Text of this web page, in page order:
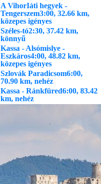
A VihorIáti hegyek -
Tengerszem3:00, 32.66 km,
közepes igényes
Széles-tó2:30, 37.42 km,
könnyű
Kassa - Alsómislye -
Eszkáros4:00, 48.82 km,
közepes igényes
Szlovák Paradicsom6:00,
70.90 km, nehéz
Kassa - Ránkfüred6:00, 83.42
km, nehéz